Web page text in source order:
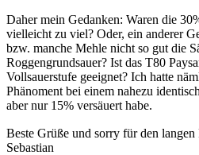
Daher mein Gedanken: Waren die
vielleicht zu viel? Oder, ein anderer
bzw. manche Mehle nicht so gut die
Roggengrundsauer? Ist das T80
Vollsauerstufe geeignet? Ich hatte
Phänoment bei einem nahezu
aber nur 15% versäuert habe.
Beste Grüße und sorry für den
Sebastian